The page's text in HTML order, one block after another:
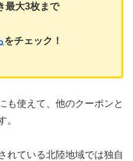
最大3枚まで
をチェック！
も使えて、他のクーポンと
。
れている北陸地域では独自